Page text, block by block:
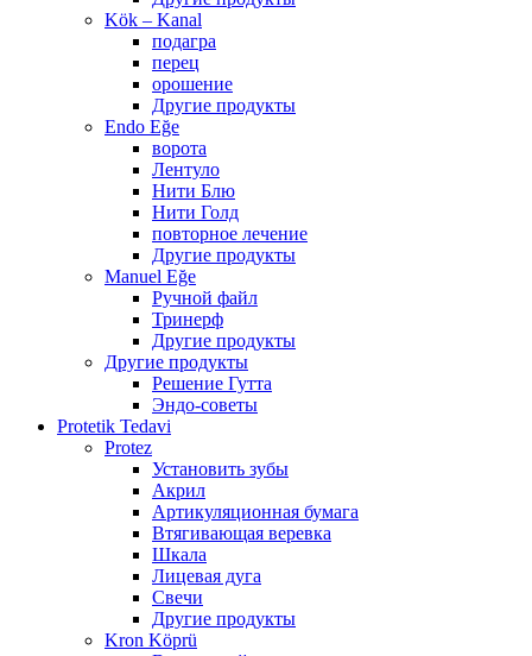
Kök – Kanal
подагра
перец
орошение
Другие продукты
Endo Eğe
ворота
Лентуло
Нити Блю
Нити Голд
повторное лечение
Другие продукты
Manuel Eğe
Ручной файл
Тринерф
Другие продукты
Другие продукты
Решение Гутта
Эндо-советы
Protetik Tedavi
Protez
Установить зубы
Акрил
Артикуляционная бумага
Втягивающая веревка
Шкала
Лицевая дуга
Свечи
Другие продукты
Kron Köprü